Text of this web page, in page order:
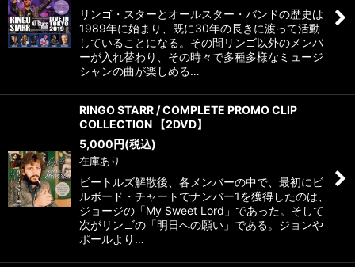
リンゴ・スターとオールスター・バンドの歴史は
1989年に始まり、既に30年の長きに渡って活動
していることになる。その間リンゴ以外のメンバ
ーが入れ替わり、その時々で多種多様なミュージ
シャンの曲が楽しめる…
RINGO STARR / COMPLETE PROMO CLIP
COLLECTION 【2DVD】
5,000円(税込)
在庫あり
ビートルズ解散後、各メンバーの中で、最初にビ
ルボード・チャートでナンバー1を獲得したのは、
ジョージの「My Sweet Lord」であった。そして
次がリンゴの「明日への願い」である。ジョンや
ポールより…